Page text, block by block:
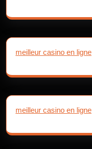
meilleur casino en ligne
meilleur casino en ligne